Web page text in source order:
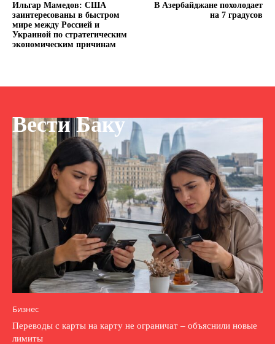
Ильгар Мамедов: США
заинтересованы в быстром
мире между Россией и
Украиной по стратегическим
экономическим причинам
В Азербайджане похолодает
на 7 градусов
Вести Баку
Бизнес
Переводы с карты на карту не ограничат – объяснили новые
лимиты